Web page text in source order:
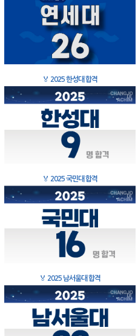
🏅 2025 한성대 합격
🏅 2025 국민대 합격
🏅 2025 남서울대 합격